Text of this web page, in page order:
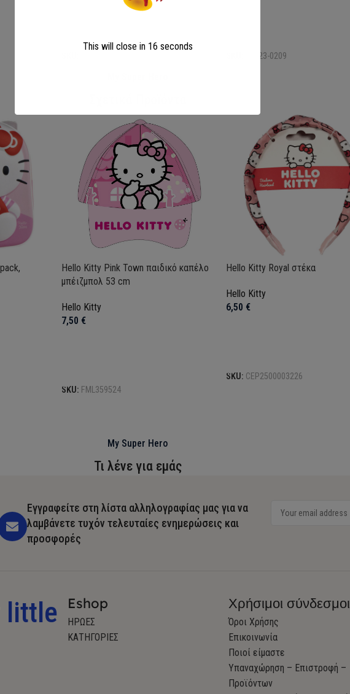
MIC23-0209
Hello Kitty Pink Town παιδικό καπέλο
μπέιζμπολ 53 cm
Hello Kitty
7,50 €
SKU: FML359524
Hello Kitty Royal στέκα
Hello Kitty
6,50 €
SKU: CEP2500003226
My Super Hero
Τι λένε για εμάς
Εγγραφείτε στη λίστα αλληλογραφίας μας για να
λαμβάνετε τυχόν τελευταίες ενημερώσεις και
προσφορές
little
Eshop
ΗΡΩΕΣ
ΚΑΤΗΓΟΡΙΕΣ
Χρήσιμοι σύνδεσμοι
Όροι Χρήσης
Επικοινωνία
Ποιοί είμαστε
Υπαναχώρηση – Επιστροφή –
Προϊόντων
This will close in 15 seconds